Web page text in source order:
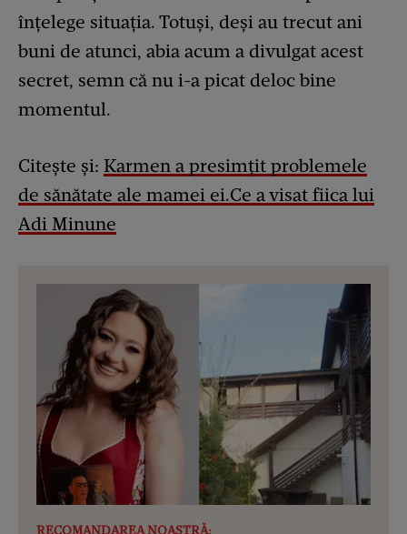
înțelege situația. Totuși, deși au trecut ani
buni de atunci, abia acum a divulgat acest
secret, semn că nu i-a picat deloc bine
momentul.
Citește și: Karmen a presimțit problemele
de sănătate ale mamei ei.Ce a visat fiica lui
Adi Minune